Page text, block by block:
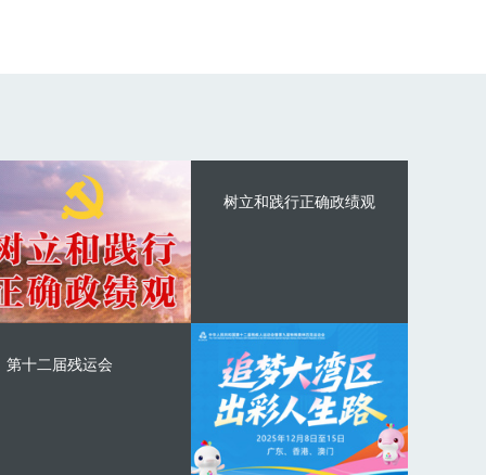
树立和践行正确政绩观
第十二届残运会